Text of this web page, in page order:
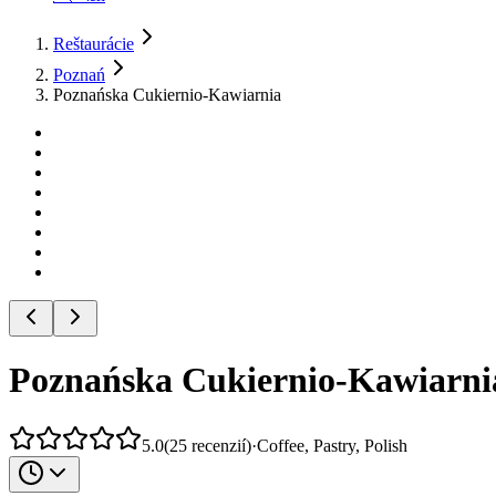
Reštaurácie
Poznań
Poznańska Cukiernio-Kawiarnia
Poznańska Cukiernio-
5.0(25 recenzií)·Coffee, Pastry, Polish